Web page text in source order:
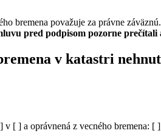
bremena považuje za právne
pred podpisom pozorne prečítali
v katastri
[ ] a oprávnená z vecného bremena: